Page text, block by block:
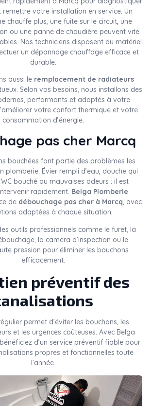
remettre votre installation en service. Un
chauffe plus, une fuite sur le circuit, une
ou une panne de chaudière peuvent vite
Nos techniciens disposent du matériel
un dépannage chauffage efficace et
durable.
aussi le remplacement de radiateurs
Selon vos besoins, nous installons des
performants et adaptés à votre
votre confort thermique et votre
consommation d’énergie.
pas cher Marcq
bouchées font partie des problèmes les
plomberie. Évier rempli d’eau, douche qui
WC bouché ou mauvaises odeurs : il est
rapidement. Belga Plomberie
de débouchage pas cher à Marcq, avec
adaptées à chaque situation.
outils professionnels comme le furet, la
la caméra d’inspection ou le
pression pour éliminer les bouchons
efficacement.
préventif des
permet d’éviter les bouchons, les
et les urgences coûteuses. Avec Belga
d’un service préventif fiable pour
propres et fonctionnelles toute
l’année.